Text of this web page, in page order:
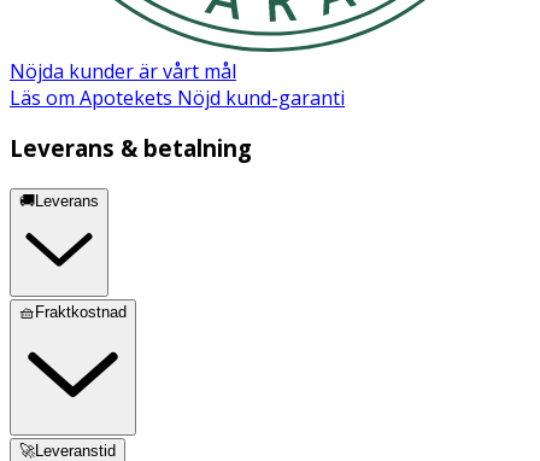
Nöjda kunder är vårt mål
Läs om Apotekets Nöjd kund-garanti
Leverans & betalning
🚚Leverans
🧺Fraktkostnad
🚀Leveranstid